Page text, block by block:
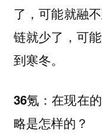
了，可能就融
链就少了，可
到寒冬。
36氪：在现在
略是怎样的？